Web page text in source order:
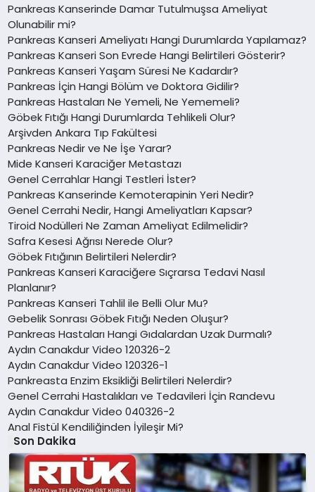
Pankreas Kanserinde Damar Tutulmuşsa Ameliyat
Olunabilir mi?
Pankreas Kanseri Ameliyatı Hangi Durumlarda Yapılamaz?
Pankreas Kanseri Son Evrede Hangi Belirtileri Gösterir?
Pankreas Kanseri Yaşam Süresi Ne Kadardır?
Pankreas İçin Hangi Bölüm ve Doktora Gidilir?
Pankreas Hastaları Ne Yemeli, Ne Yememeli?
Göbek Fıtığı Hangi Durumlarda Tehlikeli Olur?
Arşivden Ankara Tıp Fakültesi
Pankreas Nedir ve Ne İşe Yarar?
Mide Kanseri Karaciğer Metastazı
Genel Cerrahlar Hangi Testleri İster?
Pankreas Kanserinde Kemoterapinin Yeri Nedir?
Genel Cerrahi Nedir, Hangi Ameliyatları Kapsar?
Tiroid Nodülleri Ne Zaman Ameliyat Edilmelidir?
Safra Kesesi Ağrısı Nerede Olur?
Göbek Fıtığının Belirtileri Nelerdir?
Pankreas Kanseri Karaciğere Sıçrarsa Tedavi Nasıl
Planlanır?
Pankreas Kanseri Tahlil ile Belli Olur Mu?
Gebelik Sonrası Göbek Fıtığı Neden Oluşur?
Pankreas Hastaları Hangi Gıdalardan Uzak Durmalı?
Aydın Canakdur Video 120326-2
Aydın Canakdur Video 120326-1
Pankreasta Enzim Eksikliği Belirtileri Nelerdir?
Genel Cerrahi Hastalıkları ve Tedavileri İçin Randevu
Aydın Canakdur Video 040326-2
Anal Fistül Kendiliğinden İyileşir Mi?
Son Dakika